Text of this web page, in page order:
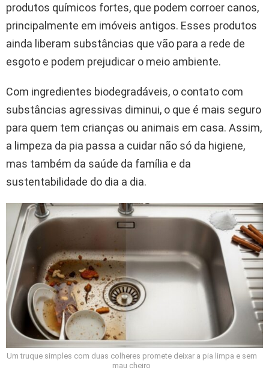
produtos químicos fortes, que podem corroer canos,
principalmente em imóveis antigos. Esses produtos
ainda liberam substâncias que vão para a rede de
esgoto e podem prejudicar o meio ambiente.
Com ingredientes biodegradáveis, o contato com
substâncias agressivas diminui, o que é mais seguro
para quem tem crianças ou animais em casa. Assim,
a limpeza da pia passa a cuidar não só da higiene,
mas também da saúde da família e da
sustentabilidade do dia a dia.
Um truque simples com duas colheres promete deixar a pia limpa e sem
mau cheiro